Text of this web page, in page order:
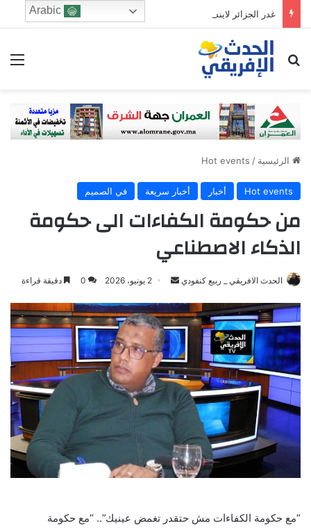
غدر الجزائر لاينسى
ابحث عن
الرئيسية /
Hot events
Hot events أخبار أخبار سريعة في الصميم
من حكومة الكفاءات الى حكومة
الذكاء الاصطناعي
الحدث الافريقي _ ربيع كنفودي
Send
email
2 يونيو، 2026 0 دقيقة قراءة
“مع حكومة الكفاءات مش حتقدر تغمض عينيك”.. “مع حكومة
Arabic